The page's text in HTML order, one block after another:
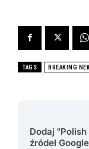
TAGS BREAKING
Dodaj
źródeł Google